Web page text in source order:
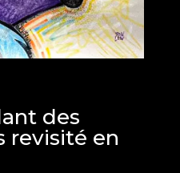
des
revisité en